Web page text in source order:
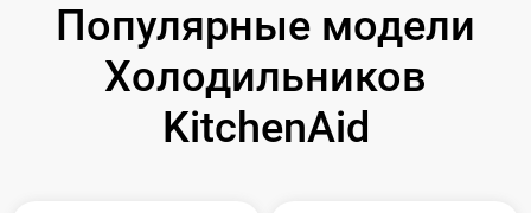
Популярные модели
Холодильников
KitchenAid